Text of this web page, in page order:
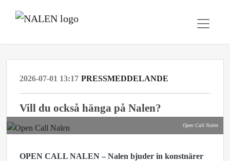
2026-07-01 13:17 PRESSMEDDELANDE
Vill du också hänga på Nalen?
Open Call Nalen
OPEN CALL NALEN – Nalen bjuder in konstnärer